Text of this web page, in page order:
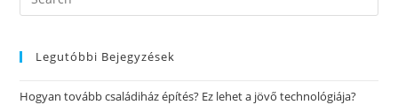
Legutóbbi Bejegyzések
Hogyan tovább családiház építés? Ez lehet a jövő technológiája?